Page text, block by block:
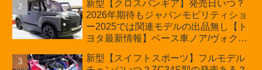
の採用は無しか【トヨタ最新情報】60
周年記念車発売
新型【クロスバンギア】発売日いつ？
2026年期待もジャパンモビリティショ
ー2025では関連モデルの出品無し【ト
ヨタ最新情報】ベース車ノア/ヴォクシ
ほか「コア」と「ツール」、デリカ
新型【スイフトスポーツ】フルモデル